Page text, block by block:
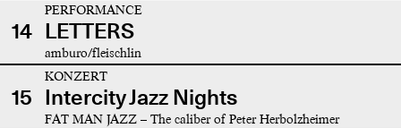
14
PERFORMANCE
LETTERS
amburo/fleischlin
15
KONZERT
Intercity Jazz Nights
FAT MAN JAZZ – The caliber of Peter Herbolzheimer